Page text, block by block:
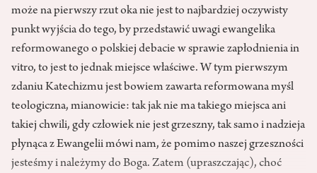
może na pierwszy rzut oka nie jest to najbardziej oczywisty
punkt wyjścia do tego, by przedstawić uwagi ewangelika
reformowanego o polskiej debacie w sprawie zapłodnienia in
vitro, to jest to jednak miejsce właściwe. W tym pierwszym
zdaniu Katechizmu jest bowiem zawarta reformowana myśl
teologiczna, mianowicie: tak jak nie ma takiego miejsca ani
takiej chwili, gdy człowiek nie jest grzeszny, tak samo i nadzieja
płynąca z Ewangelii mówi nam, że pomimo naszej grzeszności
jesteśmy i należymy do Boga. Zatem (upraszczając), choć